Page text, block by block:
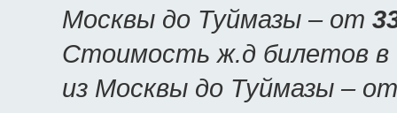
Москвы до Туймазы – от
Стоимость ж.д билетов в
из Москвы до Туймазы –